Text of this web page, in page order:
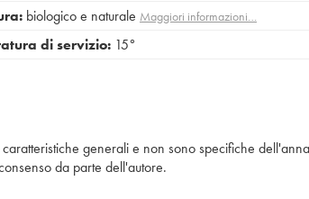
biologico e naturale Maggiori informazioni…
di servizio: 15°
generali e non sono specifiche
da parte dell'autore.